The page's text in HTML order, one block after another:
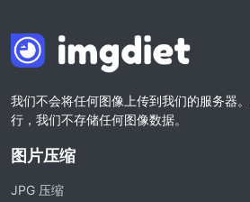
我们不会将任何图像上传到我们的服务器
行，我们不存储任何图像数据。
图片压缩
JPG 压缩